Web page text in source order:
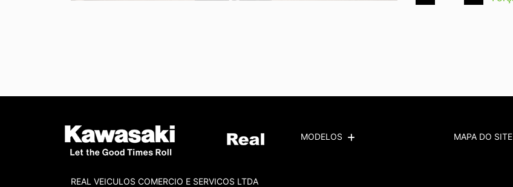
MODELOS MAPA DO SITE
REAL VEICULOS COMERCIO E SERVICOS LTDA